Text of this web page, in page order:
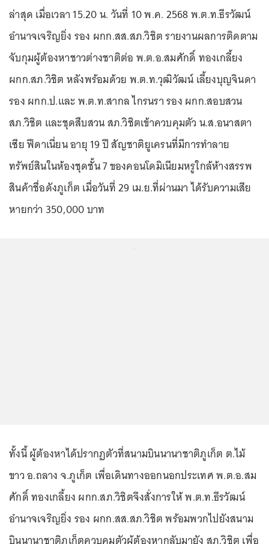
ล่าสุด เมื่อเวลา 15.20 น. วันที่ 10 พ.ค. 2568 พ.ต.ท.ธีรวัฒน์
อำนาจเจริญยิ่ง รอง ผกก.สส.สภ.วิชิต รายงานผลการติดตาม
จับกุมผู้ต้องหาชาวต่างชาติต่อ พ.ต.อ.สมศักดิ์ ทองเกลี้ยง
ผกก.สภ.วิชิต หลังพร้อมด้วย พ.ต.ท.วุฒิวัฒน์ เลี้ยงบุญจินดา
รอง ผกก.ป.และ พ.ต.ท.สากล ไกรนรา รอง ผกก.สอบสวน
สภ.วิชิต และชุดสืบสวน สภ.วิชิตเข้าควบคุมตัว น.ส.อนาสตา
เซีย ฟีดาเนี่ยน อายุ 19 ปี สัญชาติยูเครนที่มีการทำลาย
ทรัพย์สินในห้องชุดชั้น 7 ของคอนโดมิเนียมหรูใกล้ห้างสรรพ
สินค้าชื่อดังภูเก็ต เมื่อวันที่ 29 เม.ย.ที่ผ่านมา ได้รับความเสีย
หายกว่า 350,000 บาท
ทั้งนี้ ผู้ต้องหาได้ปรากฏตัวที่สนามบินนานาชาติภูเก็ต ต.ไม้
ขาว อ.ถลาง จ.ภูเก็ต เพื่อเดินทางออกนอกประเทศ พ.ต.อ.สม
ศักดิ์ ทองเกลี้ยง ผกก.สภ.วิชิตจึงสั่งการให้ พ.ต.ท.ธีรวัฒน์
อำนาจเจริญยิ่ง รอง ผกก.สส.สภ.วิชิต พร้อมพวกไปยังสนาม
บินนานาชาติภูเก็ตควบคุมตัวผู้ต้องหากลับมายัง สภ.วิชิต เพื่อ